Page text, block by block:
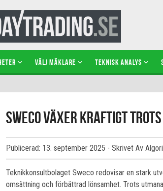
VÄLJ MÄKLARE TEKNISK ANALYS
Sweco växer kraftigt
Publicerad: 13. september 2025 - Skrivet Av
Teknikkonsultbolaget Sweco redovisar en stark
omsättning och förbättrad lönsamhet. Trots